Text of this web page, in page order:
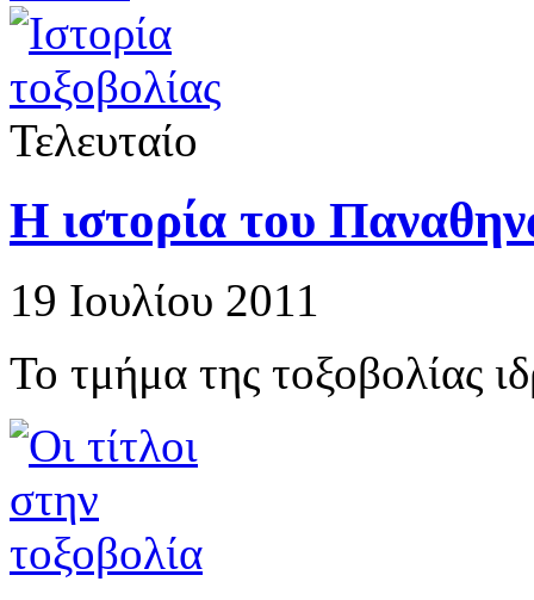
Τελευταίο
Η ιστορία του
19 Ιουλίου 2011
Το τμήμα της τοξοβολίας